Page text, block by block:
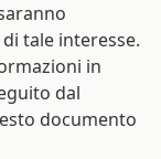
tale interesse.
in
dal
documento